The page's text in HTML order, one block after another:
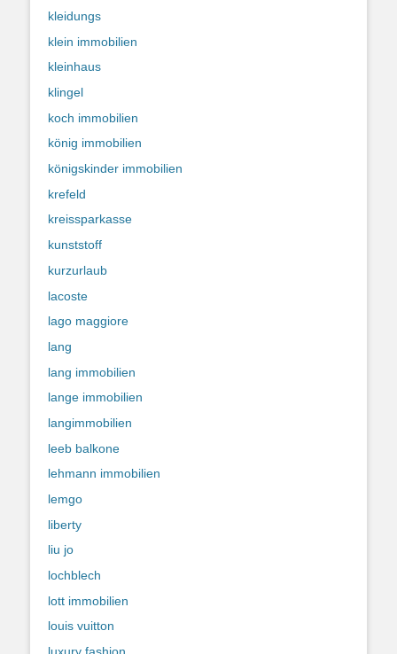
kleidungs
klein immobilien
kleinhaus
klingel
koch immobilien
könig immobilien
königskinder immobilien
krefeld
kreissparkasse
kunststoff
kurzurlaub
lacoste
lago maggiore
lang
lang immobilien
lange immobilien
langimmobilien
leeb balkone
lehmann immobilien
lemgo
liberty
liu jo
lochblech
lott immobilien
louis vuitton